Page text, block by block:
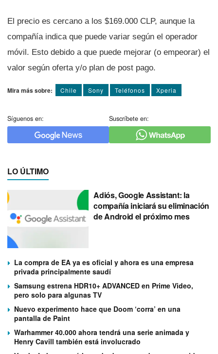
El precio es cercano a los $169.000 CLP, aunque la
compañí­a indica que puede variar según el operador
móvil. Esto debido a que puede mejorar (o empeorar) el
valor según oferta y/o plan de post pago.
Mira más sobre: Chile Sony Teléfonos Xperia
Síguenos en: Suscríbete en:
LO ÚLTIMO
Adiós, Google Assistant: la
compañía iniciará su eliminación
de Android el próximo mes
La compra de EA ya es oficial y ahora es una empresa
privada principalmente saudí
Samsung estrena HDR10+ ADVANCED en Prime Video,
pero solo para algunas TV
Nuevo experimento hace que Doom ‘corra’ en una
pantalla de Paint
Warhammer 40.000 ahora tendrá una serie animada y
Henry Cavill también está involucrado